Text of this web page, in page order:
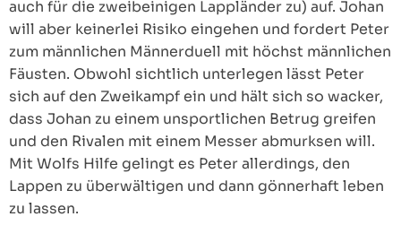
auch für die zweibeinigen Lappländer zu) auf. Johan
will aber keinerlei Risiko eingehen und fordert Peter
zum männlichen Männerduell mit höchst männlichen
Fäusten. Obwohl sichtlich unterlegen lässt Peter
sich auf den Zweikampf ein und hält sich so wacker,
dass Johan zu einem unsportlichen Betrug greifen
und den Rivalen mit einem Messer abmurksen will.
Mit Wolfs Hilfe gelingt es Peter allerdings, den
Lappen zu überwältigen und dann gönnerhaft leben
zu lassen.